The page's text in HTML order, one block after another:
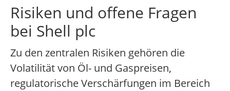
Risiken und offene Fragen
bei Shell plc
Zu den zentralen Risiken gehören die
Volatilität von Öl- und Gaspreisen,
regulatorische Verschärfungen im Bereich